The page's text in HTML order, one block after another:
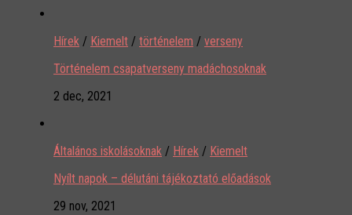
Hírek / Kiemelt / történelem / verseny
Történelem csapatverseny madáchosoknak
2 dec, 2021
Általános iskolásoknak / Hírek / Kiemelt
Nyílt napok – délutáni tájékoztató előadások
29 nov, 2021